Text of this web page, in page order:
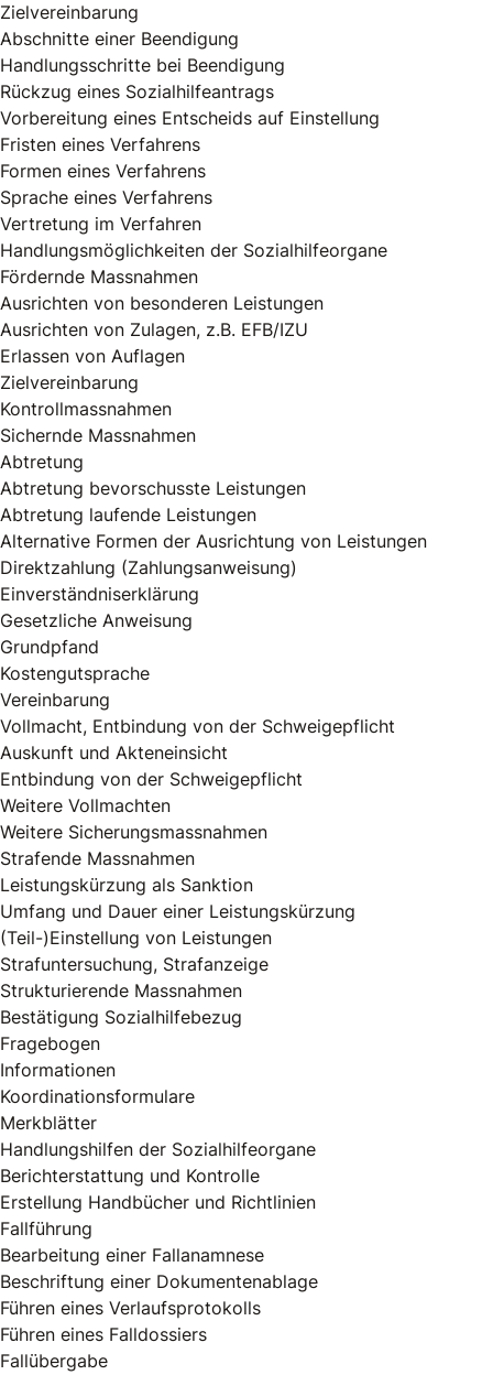
Zielvereinbarung
Abschnitte einer Beendigung
Handlungsschritte bei Beendigung
Rückzug eines Sozialhilfeantrags
Vorbereitung eines Entscheids auf Einstellung
Fristen eines Verfahrens
Formen eines Verfahrens
Sprache eines Verfahrens
Vertretung im Verfahren
Handlungsmöglichkeiten der Sozialhilfeorgane
Fördernde Massnahmen
Ausrichten von besonderen Leistungen
Ausrichten von Zulagen, z.B. EFB/IZU
Erlassen von Auflagen
Zielvereinbarung
Kontrollmassnahmen
Sichernde Massnahmen
Abtretung
Abtretung bevorschusste Leistungen
Abtretung laufende Leistungen
Alternative Formen der Ausrichtung von Leistungen
Direktzahlung (Zahlungsanweisung)
Einverständniserklärung
Gesetzliche Anweisung
Grundpfand
Kostengutsprache
Vereinbarung
Vollmacht, Entbindung von der Schweigepflicht
Auskunft und Akteneinsicht
Entbindung von der Schweigepflicht
Weitere Vollmachten
Weitere Sicherungsmassnahmen
Strafende Massnahmen
Leistungskürzung als Sanktion
Umfang und Dauer einer Leistungskürzung
(Teil-)Einstellung von Leistungen
Strafuntersuchung, Strafanzeige
Strukturierende Massnahmen
Bestätigung Sozialhilfebezug
Fragebogen
Informationen
Koordinationsformulare
Merkblätter
Handlungshilfen der Sozialhilfeorgane
Berichterstattung und Kontrolle
Erstellung Handbücher und Richtlinien
Fallführung
Bearbeitung einer Fallanamnese
Beschriftung einer Dokumentenablage
Führen eines Verlaufsprotokolls
Führen eines Falldossiers
Fallübergabe